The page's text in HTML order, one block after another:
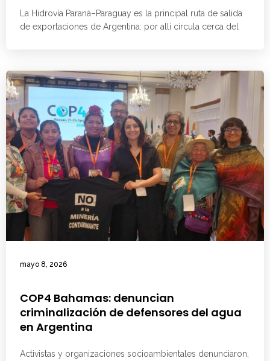
La Hidrovía Paraná–Paraguay es la principal ruta de salida
de exportaciones de Argentina: por allí circula cerca del
mayo 8, 2026
COP4 Bahamas: denuncian
criminalización de defensores del agua
en Argentina
Activistas y organizaciones socioambientales denunciaron,